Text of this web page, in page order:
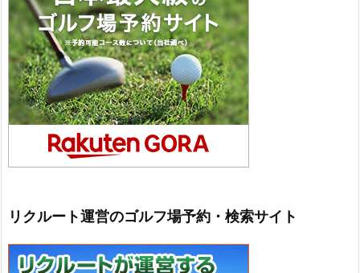
リクルート運営のゴルフ場予約・検索サイト